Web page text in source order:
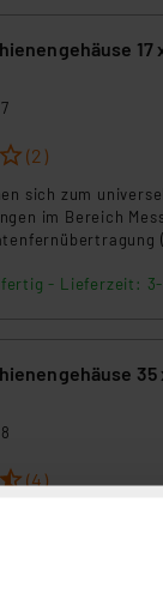
17
5 (2)
sich zum
im Bereich
Montage in
- Lieferzeit: 3-
35
5 (4)